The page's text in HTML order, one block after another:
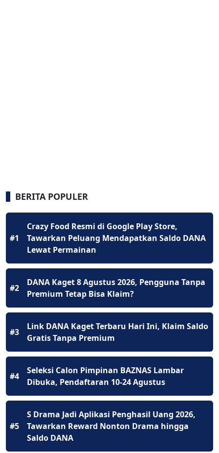
BERITA POPULER
#1
Crazy Food Resmi di Google Play Store,
Tawarkan Peluang Mendapatkan Saldo DANA
Lewat Permainan
#2
DANA Kaget 8 Agustus 2026, Pengguna Tanpa
Premium Tetap Bisa Klaim?
#3
Link DANA Kaget Terbaru Hari Ini, Klaim Saldo
Gratis Tanpa Premium
#4
Seleksi Calon Pimpinan BAZNAS Lambar
Dibuka, Pendaftaran 10-24 Agustus
#5
S Drama Jadi Aplikasi Penghasil Uang 2026,
Tawarkan Reward Nonton Drama hingga
Saldo DANA